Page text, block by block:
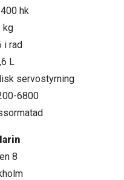
hk
kg
i rad
L
servostyrning
6800
8